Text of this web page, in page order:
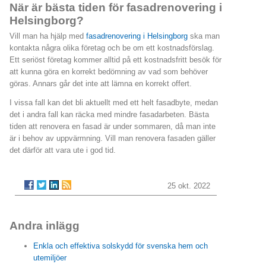
När är bästa tiden för fasadrenovering i
Helsingborg?
Vill man ha hjälp med fasadrenovering i Helsingborg ska man
kontakta några olika företag och be om ett kostnadsförslag.
Ett seriöst företag kommer alltid på ett kostnadsfritt besök för
att kunna göra en korrekt bedömning av vad som behöver
göras. Annars går det inte att lämna en korrekt offert.
I vissa fall kan det bli aktuellt med ett helt fasadbyte, medan
det i andra fall kan räcka med mindre fasadarbeten. Bästa
tiden att renovera en fasad är under sommaren, då man inte
är i behov av uppvärmning. Vill man renovera fasaden gäller
det därför att vara ute i god tid.
25 okt. 2022
Andra inlägg
Enkla och effektiva solskydd för svenska hem och
utemiljöer